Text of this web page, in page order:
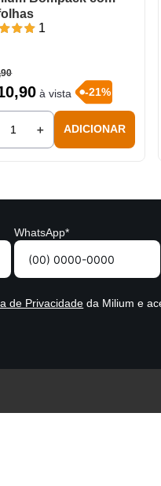
1
90
,90 à vista -21%
＋ ADICIONAR
WhatsApp*
de Privacidade da Milium e